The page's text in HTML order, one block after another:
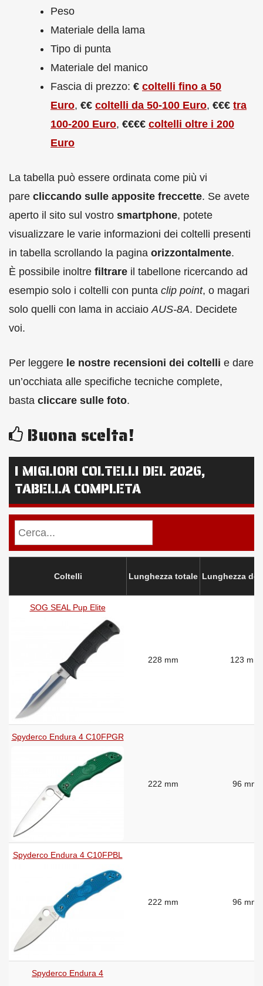
Peso
Materiale della lama
Tipo di punta
Materiale del manico
Fascia di prezzo: € coltelli fino a 50
Euro, €€ coltelli da 50-100 Euro, €€€ tra
100-200 Euro, €€€€ coltelli oltre i 200
Euro
La tabella può essere ordinata come più vi
pare cliccando sulle apposite freccette. Se avete
aperto il sito sul vostro smartphone, potete
visualizzare le varie informazioni dei coltelli presenti
in tabella scrollando la pagina orizzontalmente.
È possibile inoltre filtrare il tabellone ricercando ad
esempio solo i coltelli con punta clip point, o magari
solo quelli con lama in acciaioAUS-8A. Decidete
voi.
Per leggere le nostre recensioni dei coltelli e dare
un’occhiata alle specifiche tecniche complete,
basta cliccare sulle foto.
Buona scelta!
I MIGLIORI COLTELLI DEL 2026,
TABELLA COMPLETA
Coltelli Lunghezza totale Lunghezza
SOG SEAL Pup Elite
228 mm 123 mm
Spyderco Endura 4 C10FPGR
222 mm 96 mm
Spyderco Endura 4 C10FPBL
222 mm 96 mm
Spyderco Endura 4